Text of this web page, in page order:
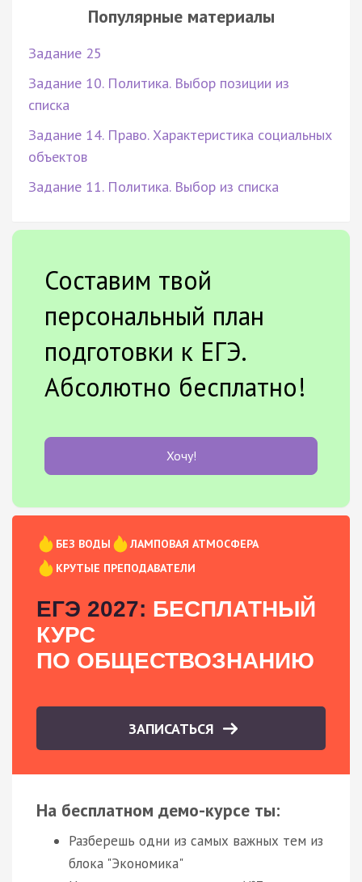
Популярные материалы
Задание 25
Задание 10. Политика. Выбор позиции из
списка
Задание 14. Право. Характеристика социальных
объектов
Задание 11. Политика. Выбор из списка
Составим твой
персональный план
подготовки к ЕГЭ.
Абсолютно бесплатно!
Хочу!
БЕЗ ВОДЫ
ЛАМПОВАЯ АТМОСФЕРА
КРУТЫЕ ПРЕПОДАВАТЕЛИ
ЕГЭ 2027: БЕСПЛАТНЫЙ
КУРС
ПО ОБЩЕСТВОЗНАНИЮ
ЗАПИСАТЬСЯ
На бесплатном демо-курсе ты:
Разберешь одни из самых важных тем из
блока "Экономика"